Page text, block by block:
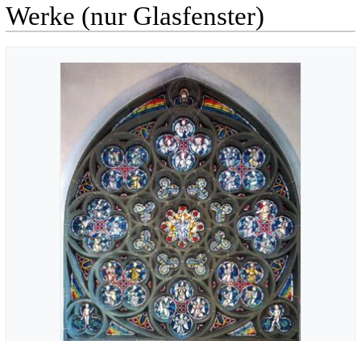
Werke (nur Glasfenster)